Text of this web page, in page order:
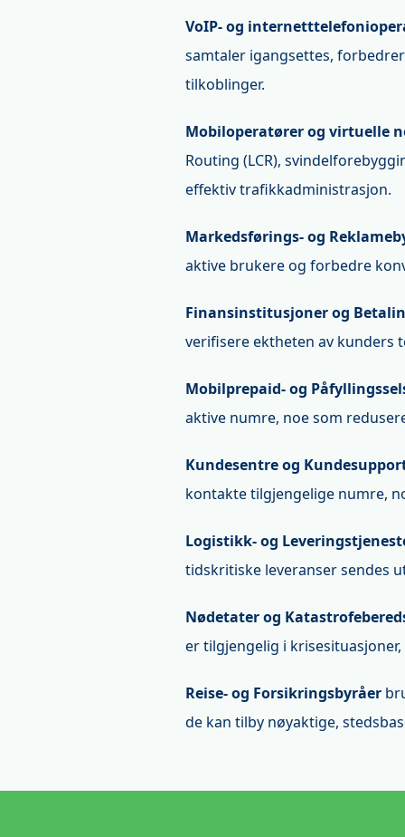
VoIP- og
samtaler igangsettes,
tilkoblinger.
Mobiloperatører og virtuelle
Routing (LCR),
effektiv trafikkadministrasjon.
Markedsførings- og
aktive brukere og forbedre
Finansinstitusjoner og
verifisere ektheten av kunders
Mobilprepaid- og
aktive numre, noe som
Kundesentre og
kontakte tilgjengelige numre,
Logistikk- og
tidskritiske leveranser sendes
Nødetater og
er tilgjengelig i
Reise- og Forsikringsbyråer
de kan tilby nøyaktige,